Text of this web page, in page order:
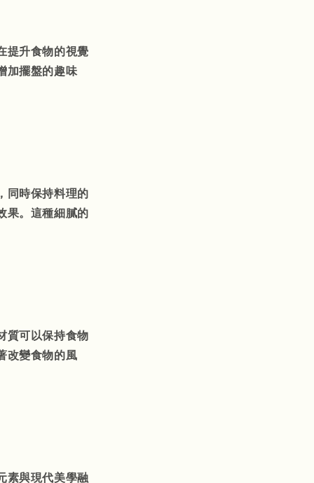
提升食物的視覺
加擺盤的趣味
同時保持料理的
果。這種細膩的
質可以保持食物
改變食物的風
素與現代美學融